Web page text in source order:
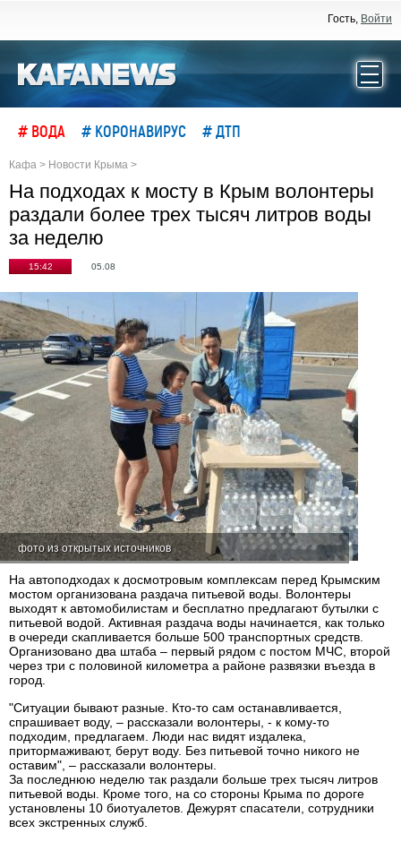
Гость, Войти
# ВОДА # КОРОНАВИРУС # ДТП
Кафа > Новости Крыма >
На подходах к мосту в Крым волонтеры
раздали более трех тысяч литров воды
за неделю
15:42 05.08
фото из открытых источников
На автоподходах к досмотровым комплексам перед Крымским
мостом организована раздача питьевой воды. Волонтеры
выходят к автомобилистам и бесплатно предлагают бутылки с
питьевой водой. Активная раздача воды начинается, как только
в очереди скапливается больше 500 транспортных средств.
Организовано два штаба – первый рядом с постом МЧС, второй
через три с половиной километра а районе развязки въезда в
город.
"Ситуации бывают разные. Кто-то сам останавливается,
спрашивает воду, – рассказали волонтеры, - к кому-то
подходим, предлагаем. Люди нас видят издалека,
притормаживают, берут воду. Без питьевой точно никого не
оставим", – рассказали волонтеры.
За последнюю неделю так раздали больше трех тысяч литров
питьевой воды. Кроме того, на со стороны Крыма по дороге
установлены 10 биотуалетов. Дежурят спасатели, сотрудники
всех экстренных служб.